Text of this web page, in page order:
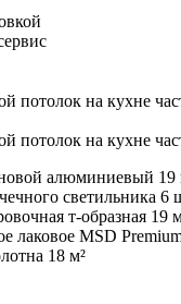
потолок на кухне
потолок на кухне
алюминиевый 19
светильника 6
т-образная 19
лаковое MSD
18 м²